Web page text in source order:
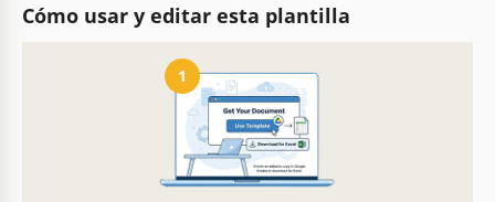
Cómo usar y editar esta plantilla
1